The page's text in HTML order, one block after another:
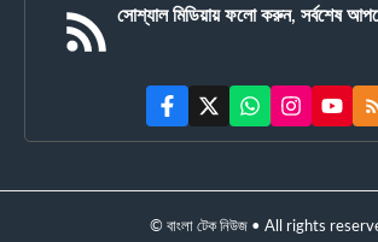
সোশ্যাল মিডিয়ায় ফলো করুন, সর্বশেষ
© বাংলা টেক নিউজ • All rights